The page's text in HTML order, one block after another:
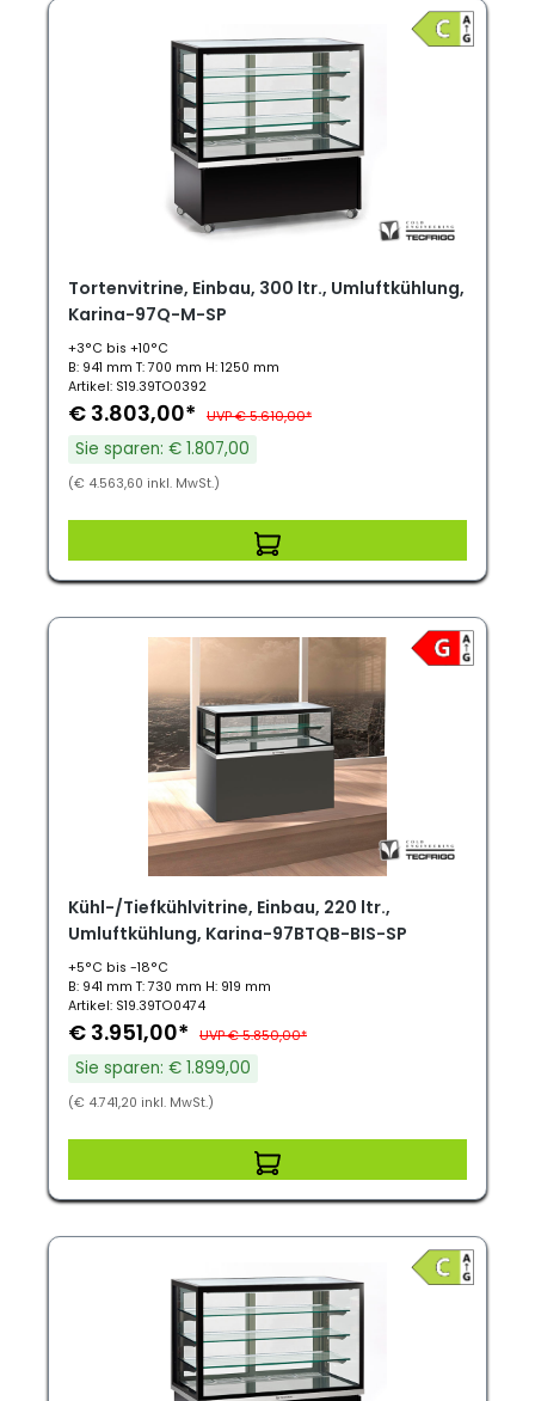
Tortenvitrine, Einbau, 300 ltr., Umluftkühlung,
Karina-97Q-M-SP
+3°C bis +10°C
B: 941 mm T: 700 mm H: 1250 mm
Artikel: S19.39TO0392
€ 3.803,00* UVP € 5.610,00*
Sie sparen: € 1.807,00
(€ 4.563,60 inkl. MwSt.)
Kühl-/Tiefkühlvitrine, Einbau, 220 ltr.,
Umluftkühlung, Karina-97BTQB-BIS-SP
+5°C bis -18°C
B: 941 mm T: 730 mm H: 919 mm
Artikel: S19.39TO0474
€ 3.951,00* UVP € 5.850,00*
Sie sparen: € 1.899,00
(€ 4.741,20 inkl. MwSt.)